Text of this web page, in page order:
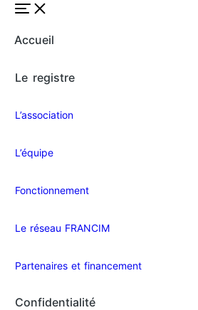
Accueil
Le registre
L’association
L’équipe
Fonctionnement
Le réseau FRANCIM
Partenaires et financement
Confidentialité